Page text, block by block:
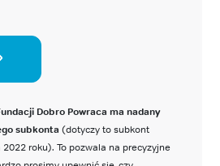
Dobro Powraca ma nadany
subkonta (dotyczy to subkont
roku). To pozwala na precyzyjne